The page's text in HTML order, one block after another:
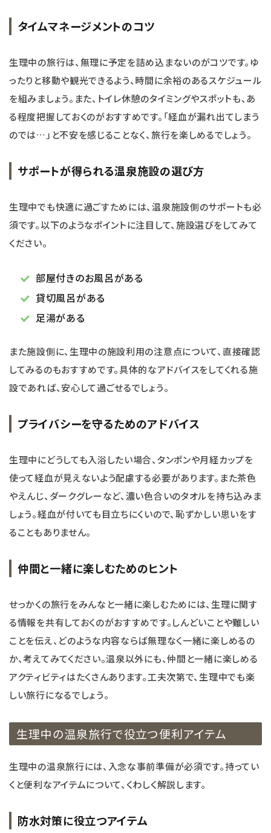
タイムマネージメントのコツ
生理中の旅行は、無理に予定を詰め込まないのがコツです。ゆ
ったりと移動や観光できるよう、時間に余裕のあるスケジュール
を組みましょう。また、トイレ休憩のタイミングやスポットも、あ
る程度把握しておくのがおすすめです。「経血が漏れ出てしまう
のでは…」と不安を感じることなく、旅行を楽しめるでしょう。
サポートが得られる温泉施設の選び方
生理中でも快適に過ごすためには、温泉施設側のサポートも必
須です。以下のようなポイントに注目して、施設選びをしてみて
ください。
部屋付きのお風呂がある
貸切風呂がある
足湯がある
また施設側に、生理中の施設利用の注意点について、直接確認
してみるのもおすすめです。具体的なアドバイスをしてくれる施
設であれば、安心して過ごせるでしょう。
プライバシーを守るためのアドバイス
生理中にどうしても入浴したい場合、タンポンや月経カップを
使って経血が見えないよう配慮する必要があります。また茶色
やえんじ、ダークグレーなど、濃い色合いのタオルを持ち込みま
しょう。経血が付いても目立ちにくいので、恥ずかしい思いをす
ることもありません。
仲間と一緒に楽しむためのヒント
せっかくの旅行をみんなと一緒に楽しむためには、生理に関す
る情報を共有しておくのがおすすめです。しんどいことや難しい
ことを伝え、どのような内容ならば無理なく一緒に楽しめるの
か、考えてみてください。温泉以外にも、仲間と一緒に楽しめる
アクティビティはたくさんあります。工夫次第で、生理中でも楽
しい旅行になるでしょう。
生理中の温泉旅行で役立つ便利アイテム
生理中の温泉旅行には、入念な事前準備が必須です。持ってい
くと便利なアイテムについて、くわしく解説します。
防水対策に役立つアイテム